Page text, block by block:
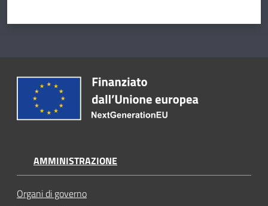
AMMINISTRAZIONE
Organi di governo